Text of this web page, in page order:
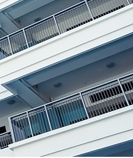
人文關懷
跨科目活動
培育園地
服務團隊
北衞校隊
黃金時段專
小六升中
自學樂繽紛